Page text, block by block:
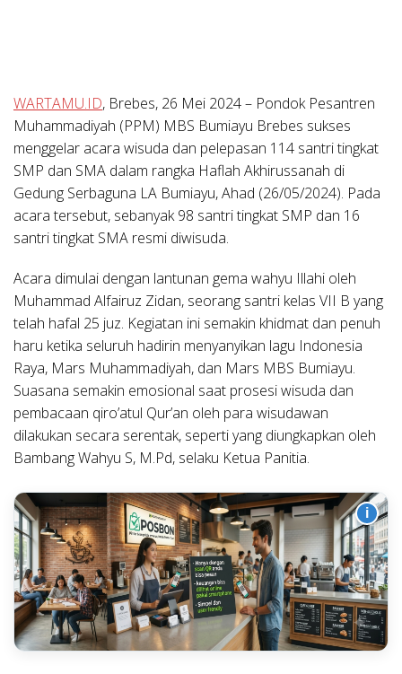
WARTAMU.ID, Brebes, 26 Mei 2024– Pondok Pesantren
Muhammadiyah (PPM) MBS Bumiayu Brebes sukses
menggelar acara wisuda dan pelepasan 114 santri tingkat
SMP dan SMA dalam rangka Haflah Akhirussanah di
Gedung Serbaguna LA Bumiayu, Ahad (26/05/2024). Pada
acara tersebut, sebanyak 98 santri tingkat SMP dan 16
santri tingkat SMA resmi diwisuda.
Acara dimulai dengan lantunan gema wahyu Illahi oleh
Muhammad Alfairuz Zidan, seorang santri kelas VII B yang
telah hafal 25 juz. Kegiatan ini semakin khidmat dan penuh
haru ketika seluruh hadirin menyanyikan lagu Indonesia
Raya, Mars Muhammadiyah, dan Mars MBS Bumiayu.
Suasana semakin emosional saat prosesi wisuda dan
pembacaan qiro’atul Qur’an oleh para wisudawan
dilakukan secara serentak, seperti yang diungkapkan oleh
Bambang Wahyu S, M.Pd, selaku Ketua Panitia.
i